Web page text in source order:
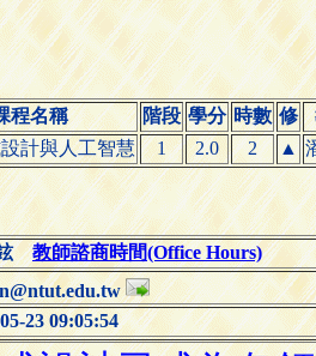
程名稱 階段 學分 時數 修
計與人工智慧 1 2.0 2 ▲
鉉教師諮商時間(Office Hours)
23 09:05:54